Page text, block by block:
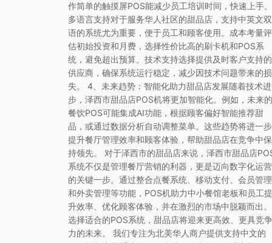
作简单的触摸屏POS能减少员工培训时间，快速上手。
多语言支持对于服务华人社区的甜品店，支持中英文双
语的系统尤为重要，便于员工和顾客使用。成本考量评
估初始投资和月费，选择性价比高的刷卡机和POS系
统，避免超出预算。技术支持选择提供及时客户支持的
供应商，确保系统运行稳定，减少因技术问题带来的损
失。 4、未来趋势：智能化助力甜品店发展随着技术进
步，泽西市甜品店POS机将更加智能化。例如，未来的
餐饮POS可能集成AI功能，根据顾客偏好智能推荐甜
品，或通过数据分析自动调整菜单。这些趋势将进一步
提升餐厅管理效率和顾客体验，帮助甜品店在竞争中保
持领先。 对于泽西市的甜品店来说，泽西市甜品店
系统不仅是管理餐厅营销的利器，更是迈向数字化运营
的关键一步。通过整合点餐系统、移动支付、会员管理
和外卖管理等功能，POS机助力中小餐馆老板和员工提
升效率、优化顾客体验，并在激烈的市场中脱颖而出。
选择适合的POS系统，甜品店将迎来更高效、更具竞争
力的未来。 我们专注为北美华人商户提供支持中文的